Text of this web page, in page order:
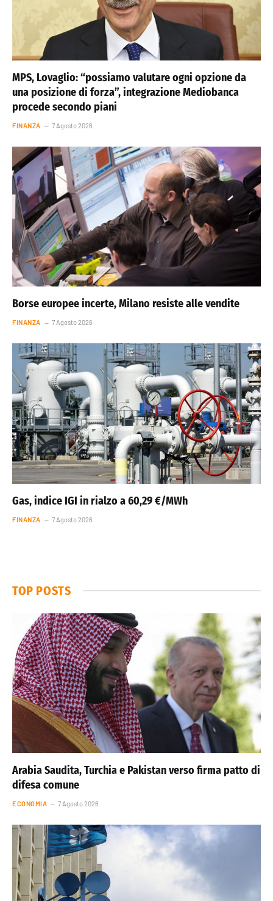
MPS, Lovaglio: “possiamo valutare ogni opzione da
una posizione di forza”, integrazione Mediobanca
procede secondo piani
FINANZA 7 Agosto 2026
Borse europee incerte, Milano resiste alle vendite
FINANZA 7 Agosto 2026
Gas, indice IGI in rialzo a 60,29 €/MWh
FINANZA 7 Agosto 2026
TOP POSTS
Arabia Saudita, Turchia e Pakistan verso firma patto di
difesa comune
ECONOMIA 7 Agosto 2026